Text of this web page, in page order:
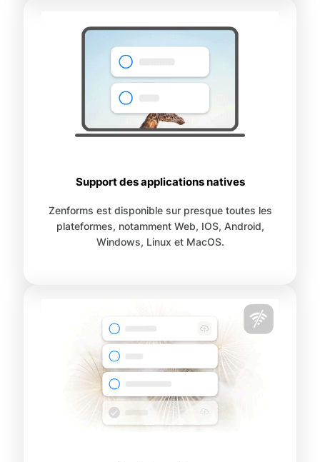
Support des applications natives
Zenforms est disponible sur presque toutes les
plateformes, notamment Web, IOS, Android,
Windows, Linux et MacOS.